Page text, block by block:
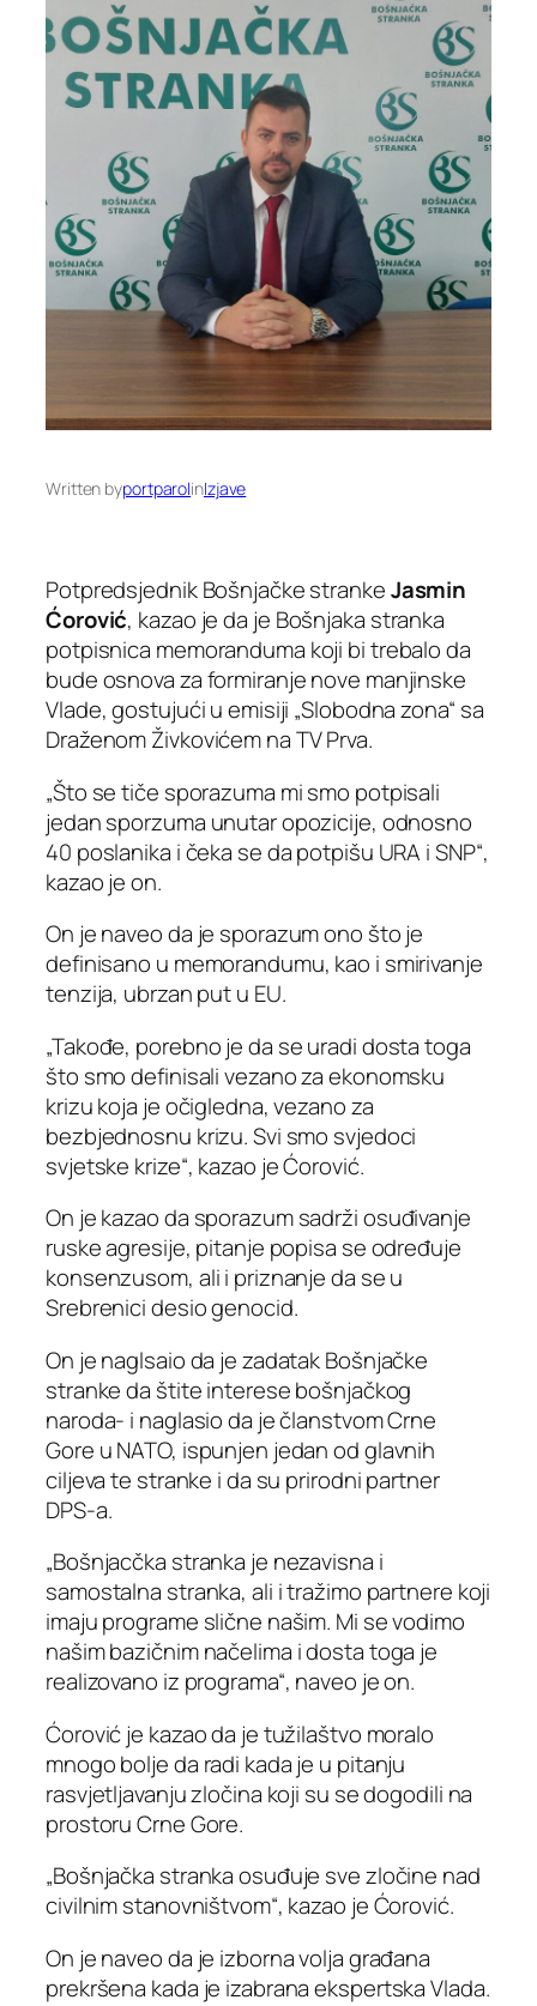
Written byportparolinIzjave
Potpredsjednik Bošnjačke strankeJasmin
Ćorović, kazao je da je Bošnjaka stranka
potpisnica memoranduma koji bi trebalo da
bude osnova za formiranje nove manjinske
Vlade, gostujući u emisiji „Slobodna zona“ sa
Draženom Živkovićem na TV Prva.
„Što se tiče sporazuma mi smo potpisali
jedan sporzuma unutar opozicije, odnosno
40 poslanika i čeka se da potpišu URA i SNP“,
kazao je on.
On je naveo da je sporazum ono što je
definisano u memorandumu, kao i smirivanje
tenzija, ubrzan put u EU.
„Takođe, porebno je da se uradi dosta toga
što smo definisali vezano za ekonomsku
krizu koja je očigledna, vezano za
bezbjednosnu krizu. Svi smo svjedoci
svjetske krize“, kazao je Ćorović.
On je kazao da sporazum sadrži osuđivanje
ruske agresije, pitanje popisa se određuje
konsenzusom, ali i priznanje da se u
Srebrenici desio genocid.
On je naglsaio da je zadatak Bošnjačke
stranke da štite interese bošnjačkog
naroda- i naglasio da je članstvom Crne
Gore u NATO, ispunjen jedan od glavnih
ciljeva te stranke i da su prirodni partner
DPS-a.
„Bošnjacčka stranka je nezavisna i
samostalna stranka, ali i tražimo partnere koji
imaju programe slične našim. Mi se vodimo
našim bazičnim načelima i dosta toga je
realizovano iz programa“, naveo je on.
Ćorović je kazao da je tužilaštvo moralo
mnogo bolje da radi kada je u pitanju
rasvjetljavanju zločina koji su se dogodili na
prostoru Crne Gore.
„Bošnjačka stranka osuđuje sve zločine nad
civilnim stanovništvom“, kazao je Ćorović.
On je naveo da je izborna volja građana
prekršena kada je izabrana ekspertska Vlada.